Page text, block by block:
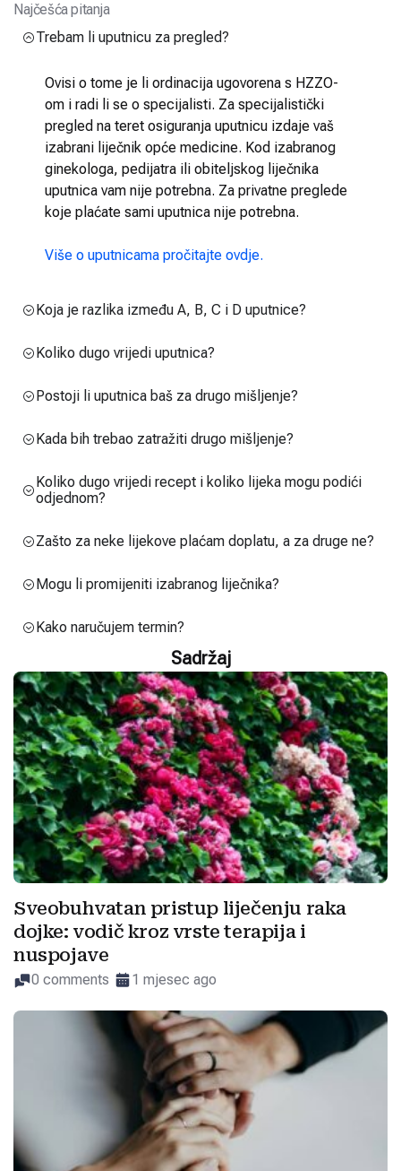
Najčešća pitanja
Trebam li uputnicu za pregled?
Ovisi o tome je li ordinacija ugovorena s HZZO-
om i radi li se o specijalisti. Za specijalistički
pregled na teret osiguranja uputnicu izdaje vaš
izabrani liječnik opće medicine. Kod izabranog
ginekologa, pedijatra ili obiteljskog liječnika
uputnica vam nije potrebna. Za privatne preglede
koje plaćate sami uputnica nije potrebna.
Više o uputnicama pročitajte ovdje.
Koja je razlika između A, B, C i D uputnice?
Koliko dugo vrijedi uputnica?
Postoji li uputnica baš za drugo mišljenje?
Kada bih trebao zatražiti drugo mišljenje?
Koliko dugo vrijedi recept i koliko lijeka mogu podići
odjednom?
Zašto za neke lijekove plaćam doplatu, a za druge ne?
Mogu li promijeniti izabranog liječnika?
Kako naručujem termin?
Sadržaj
Sveobuhvatan pristup liječenju raka
dojke: vodič kroz vrste terapija i
nuspojave
0 comments 1 mjesec ago